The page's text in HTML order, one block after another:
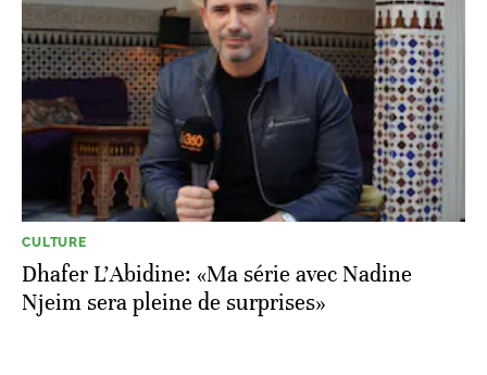
CULTURE
Dhafer L’Abidine: «Ma série avec Nadine
Njeim sera pleine de surprises»